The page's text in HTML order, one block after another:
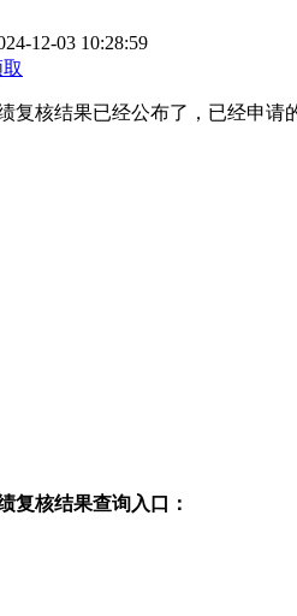
12-03 10:28:59
核结果已经公布了，已经申请
复核结果查询入口：